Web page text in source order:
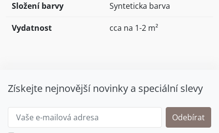
Složení barvy Synteticka barva
Vydatnost cca na 1-2 m²
Získejte nejnovější novinky a speciální slevy